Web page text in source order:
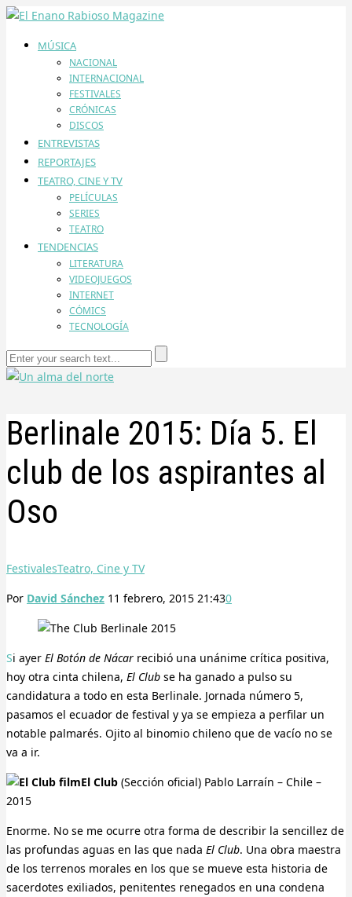
MÚSICA
NACIONAL
INTERNACIONAL
FESTIVALES
CRÓNICAS
DISCOS
ENTREVISTAS
REPORTAJES
TEATRO, CINE Y TV
PELÍCULAS
SERIES
TEATRO
TENDENCIAS
LITERATURA
VIDEOJUEGOS
INTERNET
CÓMICS
TECNOLOGÍA
Berlinale 2015: Día 5. El
club de los aspirantes al
Oso
FestivalesTeatro, Cine y TV
Por David Sánchez 11 febrero, 2015 21:430
Si ayer El Botón de Nácar recibió una unánime crítica positiva,
hoy otra cinta chilena, El Club se ha ganado a pulso su
candidatura a todo en esta Berlinale. Jornada número 5,
pasamos el ecuador de festival y ya se empieza a perfilar un
notable palmarés. Ojito al binomio chileno que de vacío no se
va a ir.
El Club (Sección oficial) Pablo Larraín – Chile –
2015
Enorme. No se me ocurre otra forma de describir la sencillez de
las profundas aguas en las que nada El Club. Una obra maestra
de los terrenos morales en los que se mueve esta historia de
sacerdotes exiliados, penitentes renegados en una condena